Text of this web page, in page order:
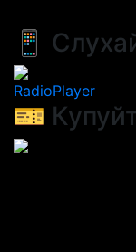
📱
RadioPlayer
🎫